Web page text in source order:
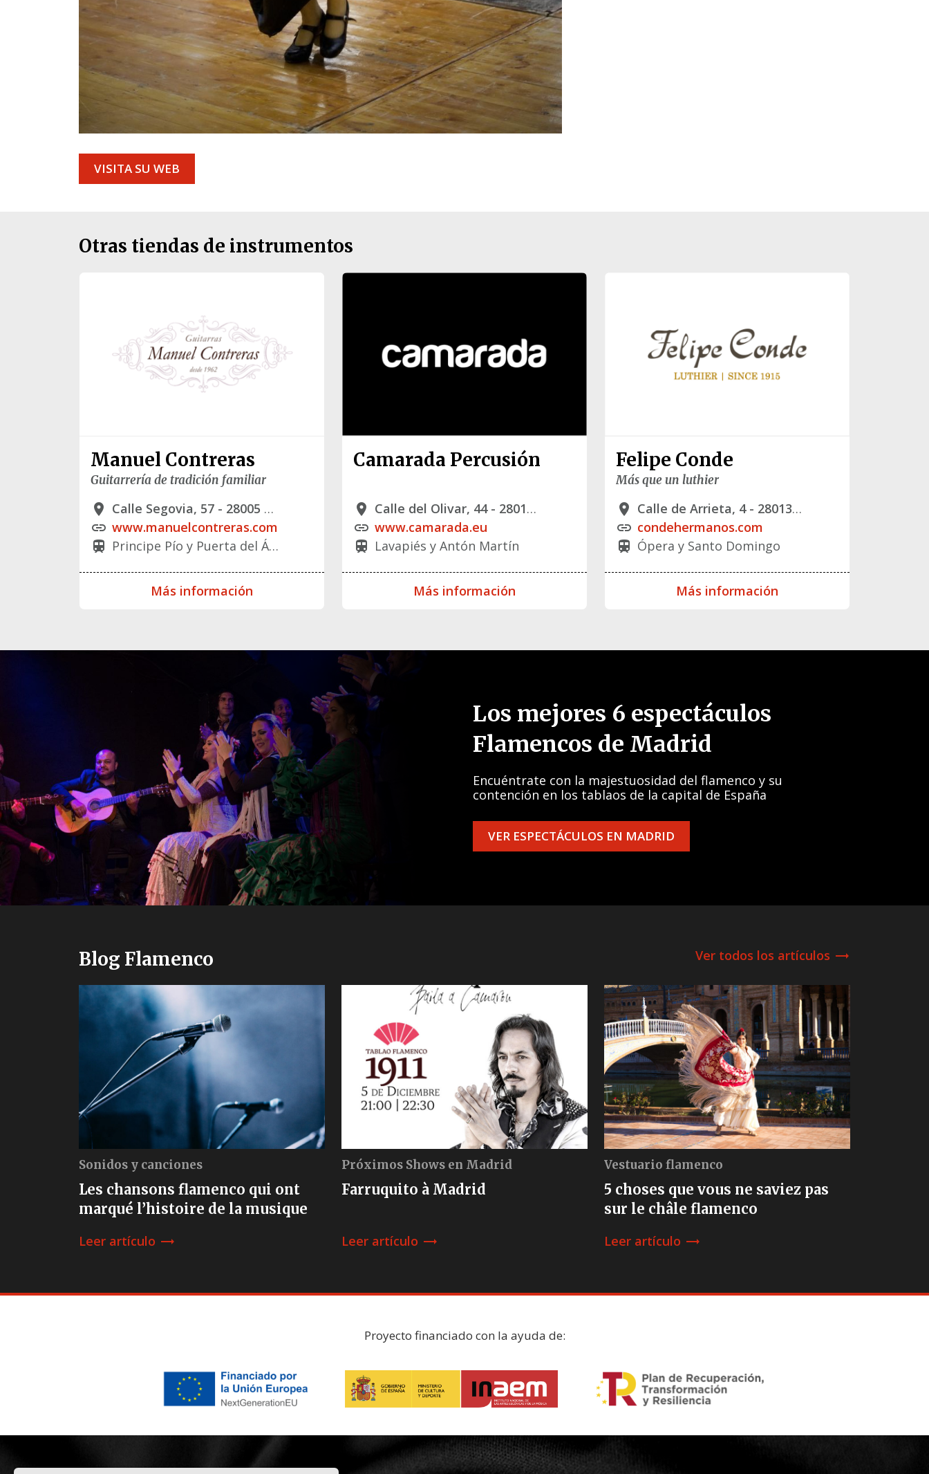
VISITA SU WEB
Otras tiendas de instrumentos
Manuel Contreras
Guitarrería de tradición familiar
place
Calle Segovia, 57 - 28005 Madrid
link www.manuelcontreras.com
train
Principe Pío y Puerta del Ángel
Más información
Camarada Percusión
place
Calle del Olivar, 44 - 28012 Madrid
link www.camarada.eu
train Lavapiés y Antón Martín
Más información
Felipe Conde
Más que un luthier
place
Calle de Arrieta, 4 - 28013 Madrid
link condehermanos.com
train Ópera y Santo Domingo
Más información
Los mejores 6 espectáculos
Flamencos de Madrid
Encuéntrate con la majestuosidad del flamenco y su
contención en los tablaos de la capital de España
VER ESPECTÁCULOS EN MADRID
Blog Flamenco
Sonidos y canciones
Les chansons flamenco qui ont
marqué l’histoire de la musique
Leer artículo trending_flat
Próximos Shows en Madrid
Farruquito à Madrid
Leer artículo trending_flat
Vestuario flamenco
5 choses que vous ne saviez pas
sur le châle flamenco
Leer artículo trending_flat
Ver todos los artículos trending_flat
Proyecto financiado con la ayuda de: